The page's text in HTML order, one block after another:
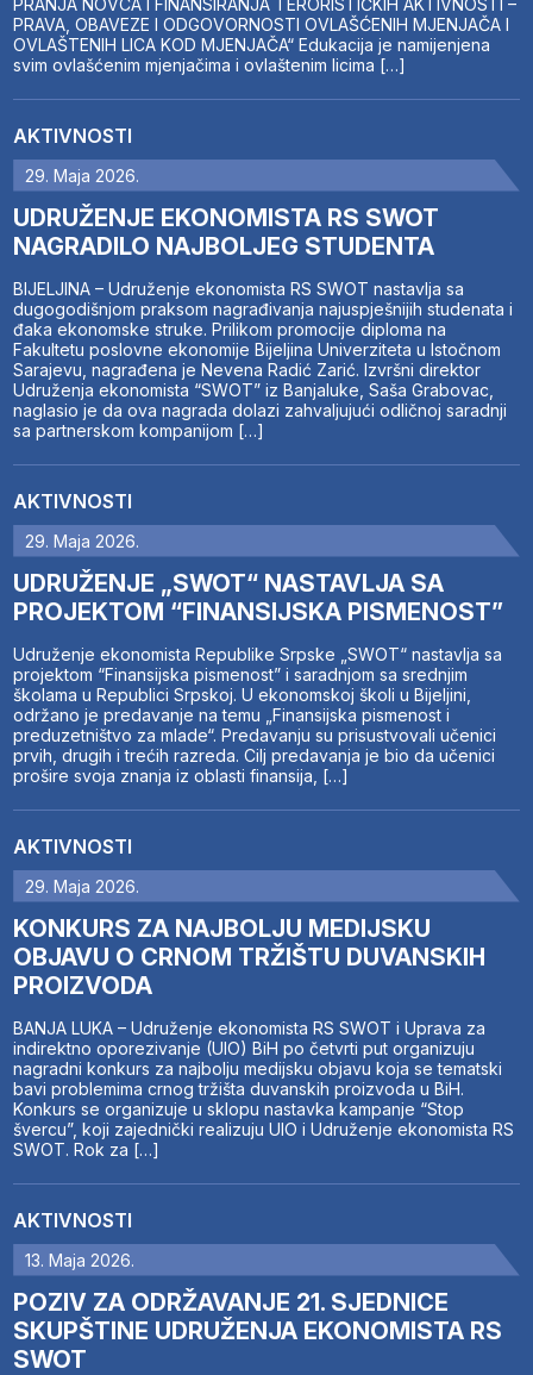
PRAVA, OBAVEZE I ODGOVORNOSTI OVLAŠĆENIH MJENJAČA I
OVLAŠTENIH LICA KOD MJENJAČA“ Edukacija je namijenjena
svim ovlašćenim mjenjačima i ovlaštenim licima […]
AKTIVNOSTI
29. Maja 2026.
UDRUŽENJE EKONOMISTA RS SWOT
NAGRADILO NAJBOLJEG STUDENTA
BIJELJINA – Udruženje ekonomista RS SWOT nastavlja sa
dugogodišnjom praksom nagrađivanja najuspješnijih studenata i
đaka ekonomske struke. Prilikom promocije diploma na
Fakultetu poslovne ekonomije Bijeljina Univerziteta u Istočnom
Sarajevu, nagrađena je Nevena Radić Zarić. Izvršni direktor
Udruženja ekonomista “SWOT” iz Banjaluke, Saša Grabovac,
naglasio je da ova nagrada dolazi zahvaljujući odličnoj saradnji
sa partnerskom kompanijom […]
AKTIVNOSTI
29. Maja 2026.
UDRUŽENJE „SWOT“ NASTAVLJA SA
PROJEKTOM “FINANSIJSKA PISMENOST”
Udruženje ekonomista Republike Srpske „SWOT“ nastavlja sa
projektom “Finansijska pismenost” i saradnjom sa srednjim
školama u Republici Srpskoj. U ekonomskoj školi u Bijeljini,
održano je predavanje na temu „Finansijska pismenost i
preduzetništvo za mlade“. Predavanju su prisustvovali učenici
prvih, drugih i trećih razreda. Cilj predavanja je bio da učenici
prošire svoja znanja iz oblasti finansija, […]
AKTIVNOSTI
29. Maja 2026.
KONKURS ZA NAJBOLJU MEDIJSKU
OBJAVU O CRNOM TRŽIŠTU DUVANSKIH
PROIZVODA
BANJA LUKA – Udruženje ekonomista RS SWOT i Uprava za
indirektno oporezivanje (UIO) BiH po četvrti put organizuju
nagradni konkurs za najbolju medijsku objavu koja se tematski
bavi problemima crnog tržišta duvanskih proizvoda u BiH.
Konkurs se organizuje u sklopu nastavka kampanje “Stop
švercu”, koji zajednički realizuju UIO i Udruženje ekonomista RS
SWOT. Rok za […]
AKTIVNOSTI
13. Maja 2026.
POZIV ZA ODRŽAVANJE 21. SJEDNICE
SKUPŠTINE UDRUŽENJA EKONOMISTA RS
SWOT